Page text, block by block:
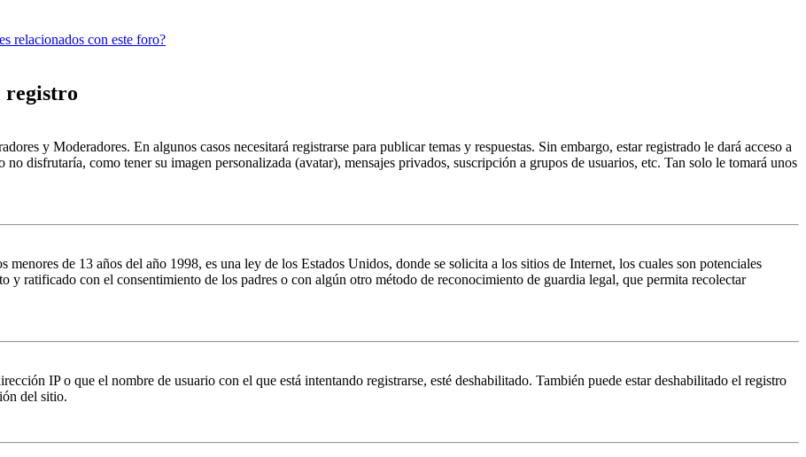
relacionados con este foro?
registro
y Moderadores. En algunos casos necesitará registrarse para publicar temas y respuestas. Sin embargo, estar registrado le dará acceso a
disfrutaría, como tener su imagen personalizada (avatar), mensajes privados, suscripción a grupos de usuarios, etc. Tan solo le tomará unos
de 13 años del año 1998, es una ley de los Estados Unidos, donde se solicita a los sitios de Internet, los cuales son potenciales
y ratificado con el consentimiento de los padres o con algún otro método de reconocimiento de guardia legal, que permita recolectar
IP o que el nombre de usuario con el que está intentando registrarse, esté deshabilitado. También puede estar deshabilitado el registro
del sitio.